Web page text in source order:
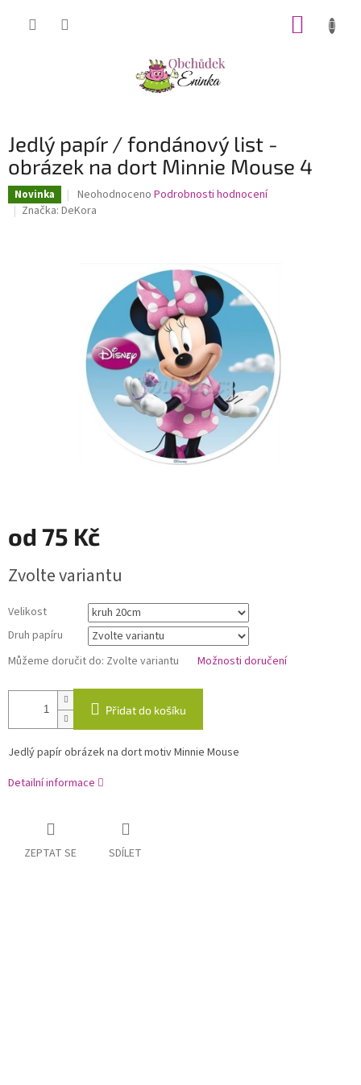
Jedlý papír / fondánový list -
obrázek na dort Minnie Mouse 4
Novinka
Průměrné
hodnocení
hvězdiček.
Neohodnoceno Podrobnosti hodnocení
Značka: DeKora
od 75 Kč
cena:
Zvolte variantu
Velikost
Druh papíru
Můžeme doručit do: Zvolte variantu Možnosti doručení
Přidat do košíku
Jedlý papír obrázek na dort motiv Minnie Mouse
Detailní informace
ZEPTAT SE SDÍLET